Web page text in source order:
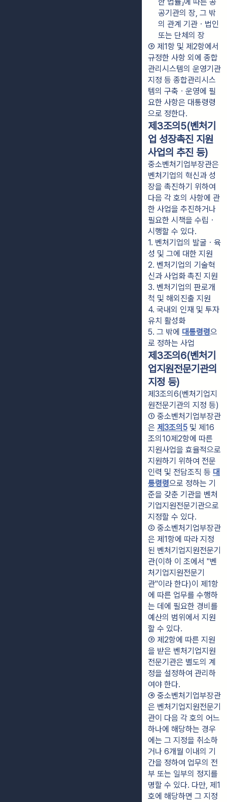
공기관의 장, 그 밖
의 관계 기관ㆍ법인
또는 단체의 장
③ 제1항 및 제2항에서
규정한 사항 외에 종합
관리시스템의 운영기관
지정 등 종합관리시스
템의 구축ㆍ운영에 필
요한 사항은 대통령령
으로 정한다.
제3조의5(벤처기
업 성장촉진 지원
사업의 추진 등)
중소벤처기업부장관은
벤처기업의 혁신과 성
장을 촉진하기 위하여
다음 각 호의 사항에 관
한 사업을 추진하거나
필요한 시책을 수립ㆍ
시행할 수 있다.
1. 벤처기업의 발굴ㆍ육
성 및 그에 대한 지원
2. 벤처기업의 기술혁
신과 사업화 촉진 지원
3. 벤처기업의 판로개
척 및 해외진출 지원
4. 국내외 인재 및 투자
유치 활성화
5. 그 밖에 대통령령으
로 정하는 사업
제3조의6(벤처기
업지원전문기관의
지정 등)
제3조의6(벤처기업지
원전문기관의 지정 등)
① 중소벤처기업부장관
은 제3조의5 및 제16
조의10제2항에 따른
지원사업을 효율적으로
지원하기 위하여 전문
인력 및 전담조직 등 대
통령령으로 정하는 기
준을 갖춘 기관을 벤처
기업지원전문기관으로
지정할 수 있다.
② 중소벤처기업부장관
은 제1항에 따라 지정
된 벤처기업지원전문기
관(이하 이 조에서 "벤
처기업지원전문기
관"이라 한다)이 제1항
에 따른 업무를 수행하
는 데에 필요한 경비를
예산의 범위에서 지원
할 수 있다.
③ 제2항에 따른 지원
을 받은 벤처기업지원
전문기관은 별도의 계
정을 설정하여 관리하
여야 한다.
④ 중소벤처기업부장관
은 벤처기업지원전문기
관이 다음 각 호의 어느
하나에 해당하는 경우
에는 그 지정을 취소하
거나 6개월 이내의 기
간을 정하여 업무의 전
부 또는 일부의 정지를
명할 수 있다. 다만, 제1
호에 해당하면 그 지정